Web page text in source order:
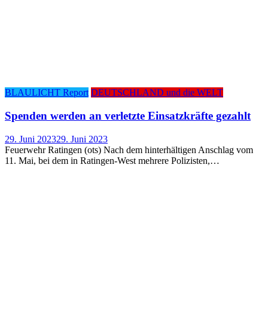
BLAULICHT Report DEUTSCHLAND und die WELT
Spen­den wer­den an ver­letz­te Ein­satz­kräf­te gezahlt
29. Juni 202329. Juni 2023
Feuerwehr Ratingen (ots) Nach dem hinterhältigen Anschlag vom
11. Mai, bei dem in Ratingen-West mehrere Polizisten,…